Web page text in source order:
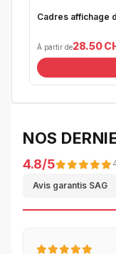
Cadres affichage
À partir de28.50
NOS
4.8/5
Avis garantis SAG